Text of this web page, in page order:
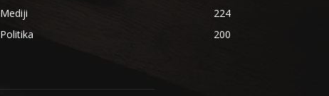
Mediji
224
Politika
200